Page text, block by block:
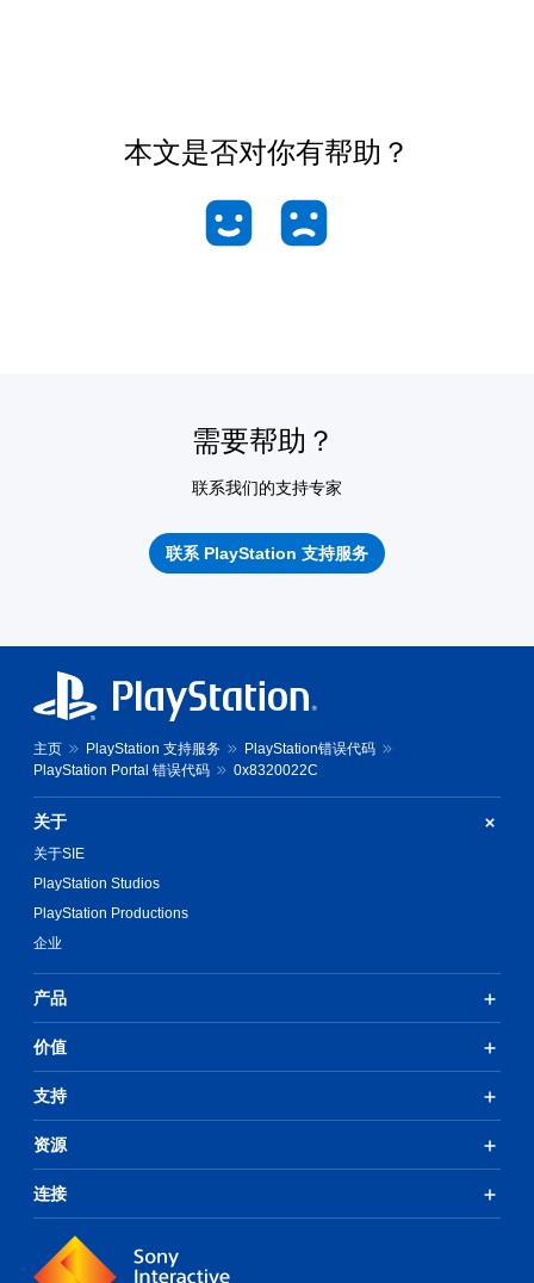
本文是否对你有帮助？
需要帮助？
联系我们的支持专家
联系 PlayStation 支持服务
主页 PlayStation 支持服务
PlayStation错误代码
PlayStation Portal 错误代码
0x8320022C
关于
关于SIE
PlayStation Studios
PlayStation Productions
企业
产品
价值
支持
资源
连接